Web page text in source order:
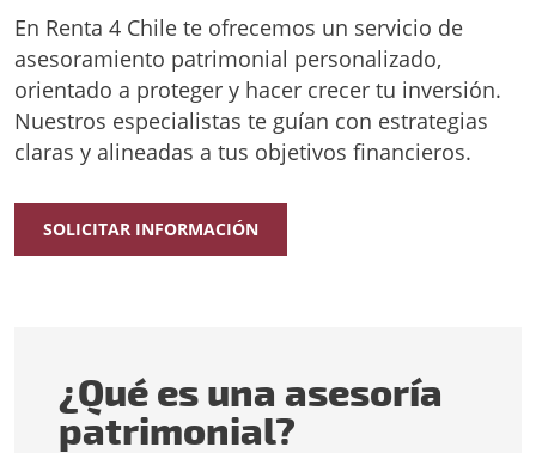
En Renta 4 Chile te ofrecemos un servicio de
asesoramiento patrimonial personalizado,
orientado a proteger y hacer crecer tu inversión.
Nuestros especialistas te guían con estrategias
claras y alineadas a tus objetivos financieros.
SOLICITAR INFORMACIÓN
¿Qué es una asesoría
patrimonial?